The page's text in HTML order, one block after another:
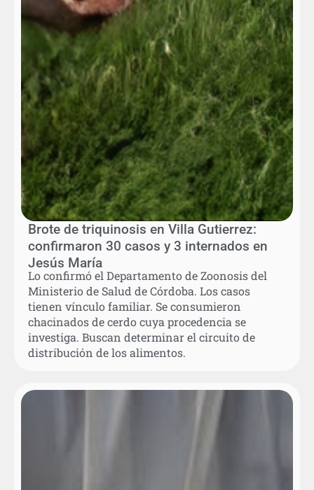
Brote de triquinosis en Villa Gutierrez:
confirmaron 30 casos y 3 internados en
Jesús María
Lo confirmó el Departamento de Zoonosis del
Ministerio de Salud de Córdoba. Los casos
tienen vínculo familiar. Se consumieron
chacinados de cerdo cuya procedencia se
investiga. Buscan determinar el circuito de
distribución de los alimentos.